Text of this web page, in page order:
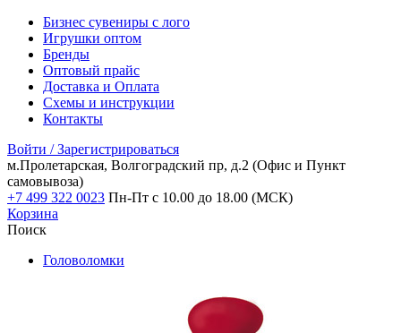
Бизнес сувениры с лого
Игрушки оптом
Бренды
Оптовый прайс
Доставка и Оплата
Схемы и инструкции
Контакты
Войти / Зарегистрироваться
м.Пролетарская, Волгоградский пр, д.2 (Офис и Пункт
самовывоза)
+7 499 322 0023 Пн-Пт с 10.00 до 18.00 (МСК)
Корзина
Поиск
Головоломки